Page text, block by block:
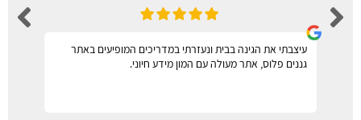
עיצבתי את הגינה בבית ונעזרתי במדריכים המופיעים באתר
גננים פלוס, אתר מעולה עם המון מידע חיוני.